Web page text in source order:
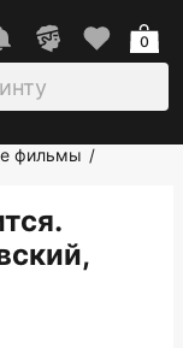
0
фильмы /